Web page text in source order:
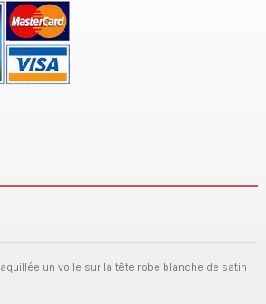
un voile sur la tête robe blanche de satin